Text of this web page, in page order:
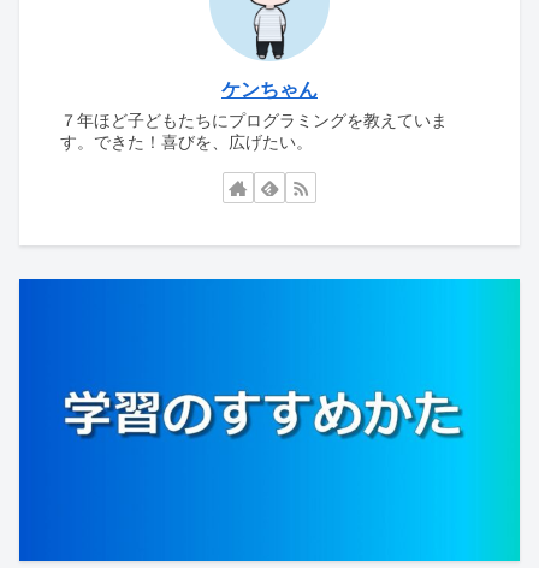
ケンちゃん
７年ほど子どもたちにプログラミングを教えていま
す。できた！喜びを、広げたい。